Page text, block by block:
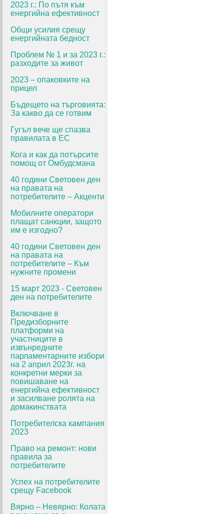
2023 г.: По пътя към
енергийна ефективност
Общи усилия срещу
енергийната бедност
Проблем № 1 и за 2023 г.:
разходите за живот
2023 – опаковките на
прицел
Бъдещето на търговията:
За какво да се готвим
Гугъл вече ще спазва
правилата в ЕС
Кога и как да потърсите
помощ от Омбудсмана
40 години Световен ден
на правата на
потребителите – Акценти
Мобилните оператори
плащат санкции, защото
им е изгодно?
40 години Световен ден
на правата на
потребителите – Към
нужните промени
15 март 2023 - Световен
ден на потребителите
Включване в
Предизборните
платформи на
участниците в
извънредните
парламентарните избори
на 2 април 2023г. на
конкретни мерки за
повишаване на
енергийна ефективност
и засилване ролята на
домакинствата
Потребителска кампания
2023
Право на ремонт: нови
правила за
потребителите
Успех на потребителите
срещу Facebook
Вярно – Невярно: Колата